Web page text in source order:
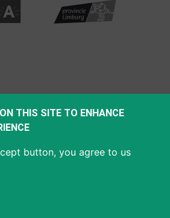
THIS SITE TO ENHANCE
button, you agree to us